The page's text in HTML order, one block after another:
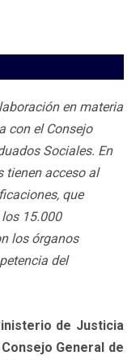
en materia
con el Consejo
Sociales. En
tienen acceso al
que
15.000
los órganos
del
de Justicia
General de